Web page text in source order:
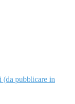
pubblicare in